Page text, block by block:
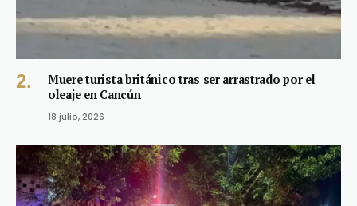
Muere turista británico tras ser arrastrado por el
oleaje en Cancún
18 julio, 2026